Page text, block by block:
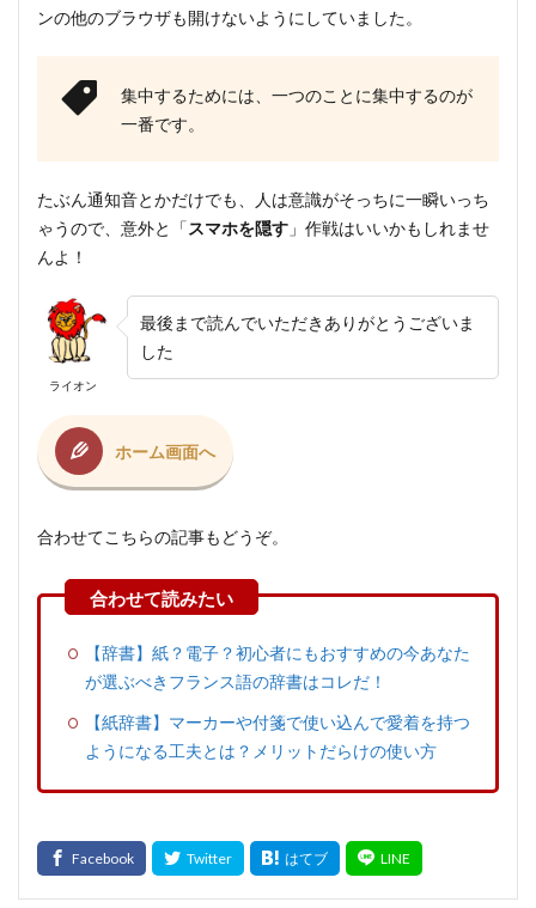
ンの他のブラウザも開けないようにしていました。
集中するためには、一つのことに集中するのが
一番です。
たぶん通知音とかだけでも、人は意識がそっちに一瞬いっち
ゃうので、意外と「スマホを隠す 」作戦はいいかもしれませ
んよ！
ライオン
最後まで読んでいただきありがとうございま
した
ホーム画面へ
合わせてこちらの記事もどうぞ。
【辞書】紙？電子？初心者にもおすすめの今あなた
が選ぶべきフランス語の辞書はコレだ！
【紙辞書】マーカーや付箋で使い込んで愛着を持つ
ようになる工夫とは？メリットだらけの使い方